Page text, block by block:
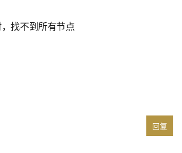
找不到所有节点
回复